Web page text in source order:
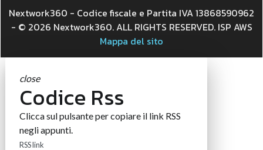
Nextwork360 - Codice fiscale e Partita IVA 13868590962
- © 2026 Nextwork360. ALL RIGHTS RESERVED. ISP AWS
Mappa del sito
close
Codice Rss
Clicca sul pulsante per copiare il link RSS
negli appunti.
RSS link